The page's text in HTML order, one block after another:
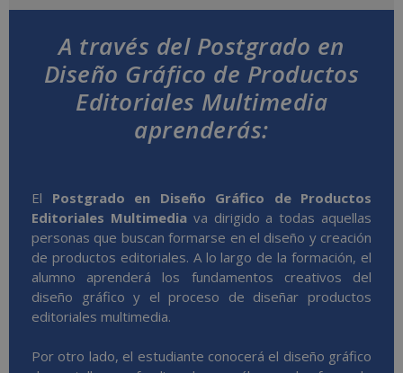
A través del Postgrado en
Diseño Gráfico de Productos
Editoriales Multimedia
aprenderás:
El Postgrado en Diseño Gráfico de Productos
Editoriales Multimediava dirigido a todas aquellas
personas que buscan formarse en el diseño y creación
de productos editoriales. A lo largo de la formación, el
alumno aprenderá los fundamentos creativos del
diseño gráfico y el proceso de diseñar productos
editoriales multimedia.
Por otro lado, el estudiante conocerá el diseño gráfico